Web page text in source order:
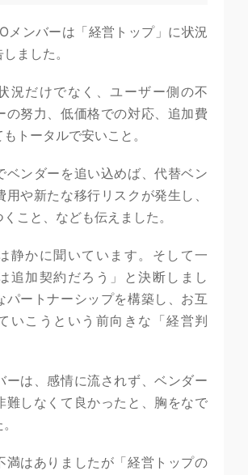
メンバーは「経営トップ」に状況
ました。
況だけでなく、ユーザー側の不
の努力、低価格での対応、追加費
トータルで安いこと。
ベンダーを追い込めば、代替ベン
用や新たな移行リスクが発生し、
こと、なども伝えました。
静かに聞いています。そして一
追加契約だろう」と決断しまし
パートナーシップを構築し、お互
いこうという前向きな「経営判
ーは、感情に流されず、ベンダー
難しなくて良かったと、胸をなで
満はありましたが「経営トップの